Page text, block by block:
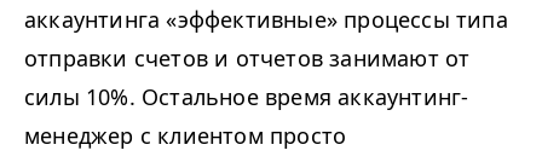
аккаунтинга «эффективные» процессы типа
отправки счетов и отчетов занимают от
силы 10%. Остальное время аккаунтинг-
менеджер с клиентом просто